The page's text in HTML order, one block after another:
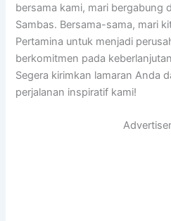
bersama kami, mari bergabung
Sambas. Bersama-sama, mari
Pertamina untuk menjadi
berkomitmen pada
Segera kirimkan lamaran Anda
perjalanan inspiratif kami!